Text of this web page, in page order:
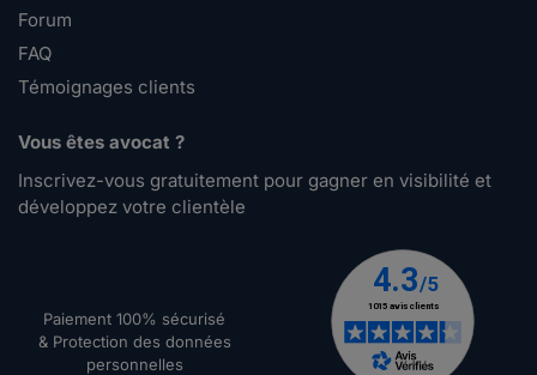
Forum
FAQ
Témoignages clients
Vous êtes avocat ?
Inscrivez-vous gratuitement pour gagner en visibilité et
développez votre clientèle
Paiement 100% sécurisé
& Protection des données
personnelles